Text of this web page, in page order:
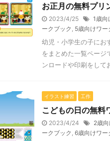
お正月の無料プリ
2023/4/25 1歳向
ークブック 5歳向けワー
幼児・小学生の子にお
をまとめた一覧ページ
ンロードや印刷をして
イラスト練習 工作
こどもの日の無料
2023/4/24 2歳
ークブック 6歳向けワー